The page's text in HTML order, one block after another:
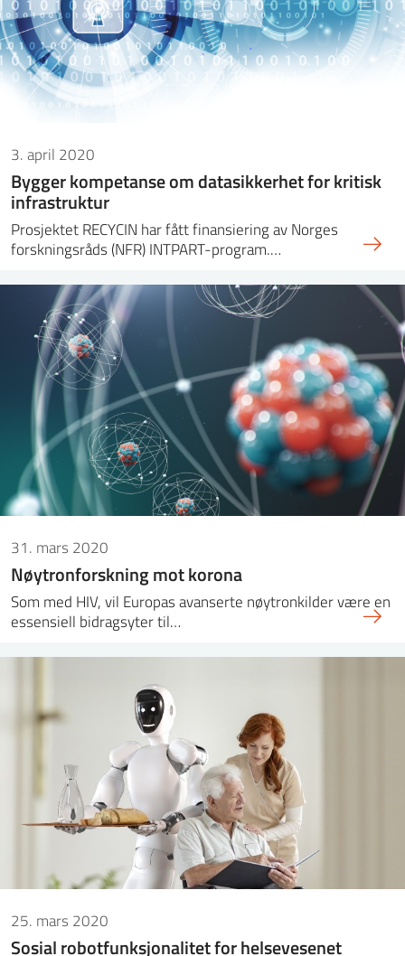
IFE
PRESSE
3. april 2020
Bygger kompetanse om datasikkerhet for kritisk
infrastruktur
Prosjektet RECYCIN har fått finansiering av Norges
forskningsråds (NFR) INTPART-program.…
31. mars 2020
Nøytronforskning mot korona
Som med HIV, vil Europas avanserte nøytronkilder være en
essensiell bidragsyter til…
25. mars 2020
Sosial robotfunksjonalitet for helsevesenet